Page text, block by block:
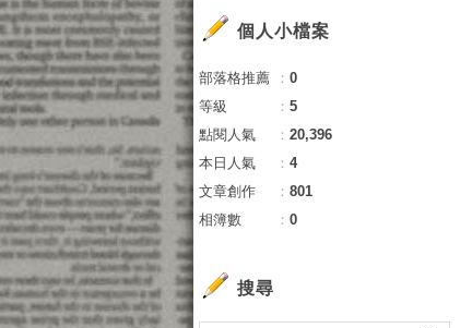
個人小檔案
部落格推薦 ： 0
等級
： 5
點閱人氣
： 20,396
本日人氣
： 4
文章創作
： 801
相簿數
： 0
搜尋